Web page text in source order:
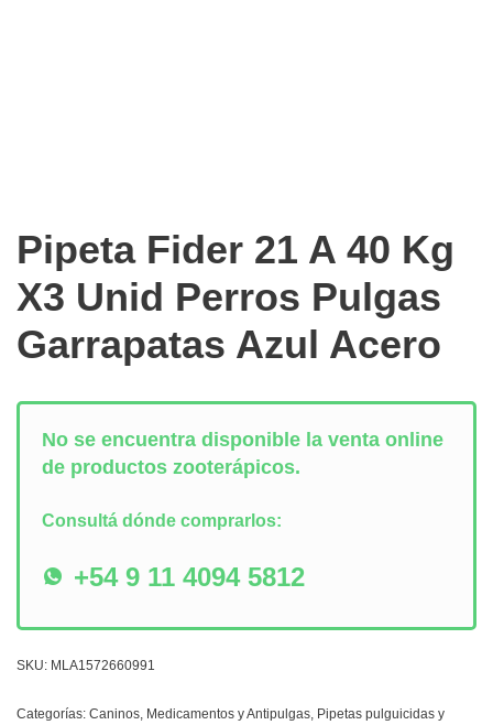
Pipeta Fider 21 A 40 Kg
X3 Unid Perros Pulgas
Garrapatas Azul Acero
No se encuentra disponible la venta online
de productos zooterápicos.
Consultá dónde comprarlos:
+54 9 11 4094 5812
SKU: MLA1572660991
Categorías: Caninos Medicamentos y Antipulgas Pipetas pulguicidas y